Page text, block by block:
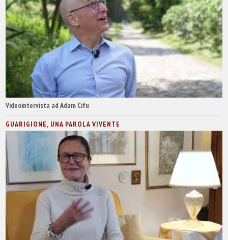
Videointervista ad Adam Cifu
GUARIGIONE, UNA PAROLA VIVENTE